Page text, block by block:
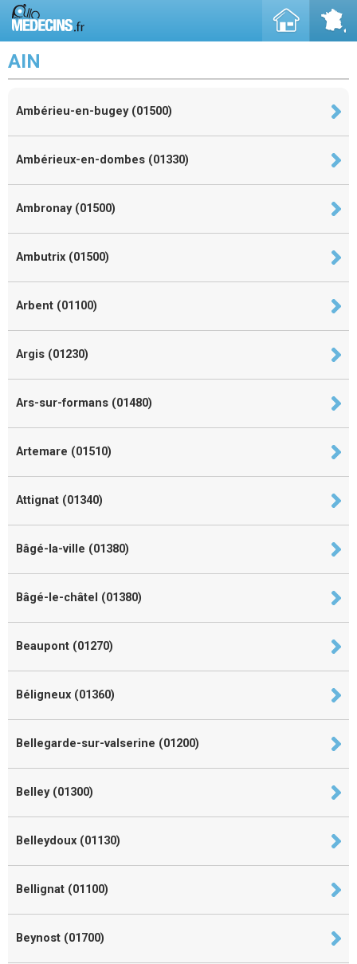
AIN
Ambérieu-en-bugey (01500)
Ambérieux-en-dombes (01330)
Ambronay (01500)
Ambutrix (01500)
Arbent (01100)
Argis (01230)
Ars-sur-formans (01480)
Artemare (01510)
Attignat (01340)
Bâgé-la-ville (01380)
Bâgé-le-châtel (01380)
Beaupont (01270)
Béligneux (01360)
Bellegarde-sur-valserine (01200)
Belley (01300)
Belleydoux (01130)
Bellignat (01100)
Beynost (01700)